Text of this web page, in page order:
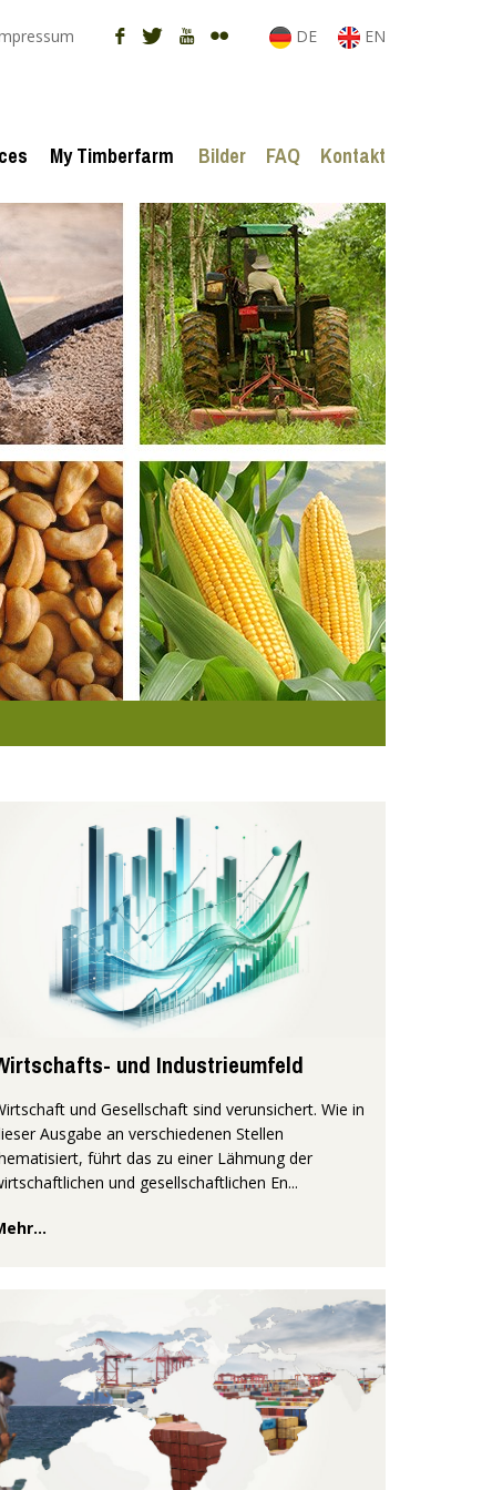
DE EN
My Timberfarm Bilder FAQ Kontakt
und Industrieumfeld
und Gesellschaft sind verunsichert. Wie in
Ausgabe an verschiedenen Stellen
führt das zu einer Lähmung der
und gesellschaftlichen En...